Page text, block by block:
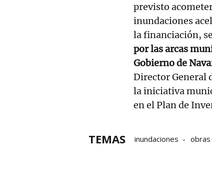
previsto
inundaciones
la financiación,
por las arcas
Gobierno de
Director General
la iniciativa
en el Plan de
TEMAS inundaciones obras